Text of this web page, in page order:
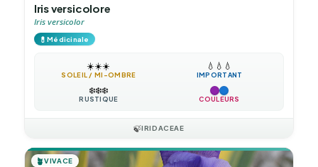
Iris versicolore
Iris versicolor
💊Médicinale
☀️☀️☀️
SOLEIL / MI-OMBRE
💧 💧 💧
IMPORTANT
❄️❄️❄️
RUSTIQUE COULEURS
🍃IRIDACEAE
🪴VIVACE